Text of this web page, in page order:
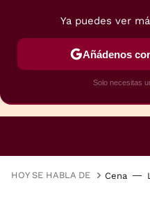
HOY SE HABLA DE Cena
Ya puedes ver
Añádenos
Solo necesitas